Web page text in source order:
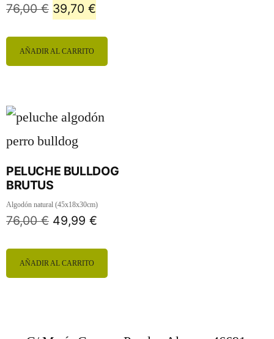
76,00€ 39,70 €
AÑADIR AL CARRITO
PELUCHE BULLDOG
BRUTUS
Algodón natural (45x18x30cm)
76,00€ 49,99 €
AÑADIR AL CARRITO